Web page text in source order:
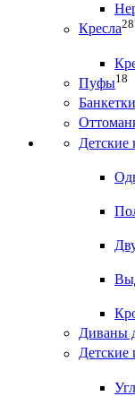
Кресла28
Пуфы18
Банкетки
Детские
Диваны